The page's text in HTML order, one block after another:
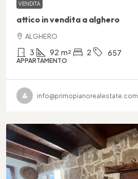
VENDITA
attico in vendita a alghero
ALGHERO
3 92 m² 2 657
APPARTAMENTO
info@primopianorealestate.com